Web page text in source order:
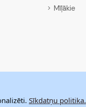
Mīļākie
Sīkdatņu politika.